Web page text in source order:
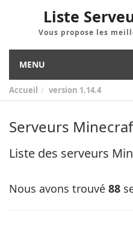
Liste
Vous propose les
MENU
Accueil version 1.14.4
Serveurs
Liste des serveurs
Nous avons trouvé 88